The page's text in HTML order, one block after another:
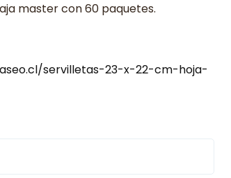
master con 60 paquetes.
servilletas-23-x-22-cm-hoja-